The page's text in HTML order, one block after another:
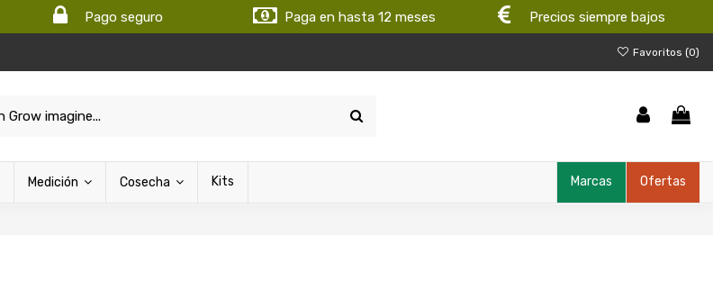
Pago seguro Paga en hasta 12 meses Precios siempre bajos
Favoritos (0)
Medición Cosecha Kits Ofertas
Marcas